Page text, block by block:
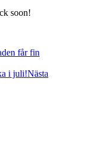
soon!
får fin
i juli!Nästa